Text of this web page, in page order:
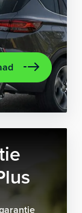
full map
stof/